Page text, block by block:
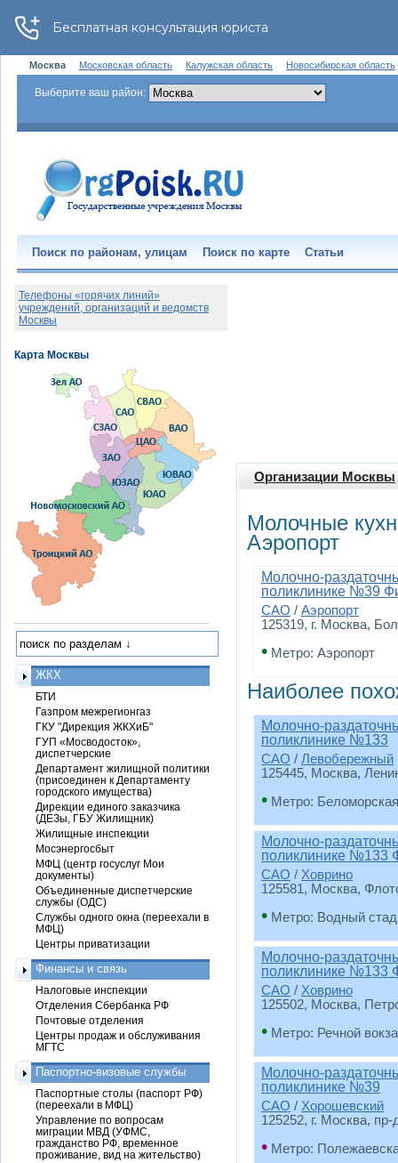
Москва Московская область Калужская область Новосибирская область
Выберите ваш район:
Поиск по районам, улицам Поиск по карте Статьи
Организации Москвы
Молочные
Аэропорт
Молочно-
поликлинике №39
САО / Аэропорт
125319, г. Москва,
• Метро: Аэропорт
Наиболее
Молочно-
поликлинике №133
САО / Левобережный
125445, Москва,
• Метро: Беломорская
Молочно-
поликлинике
САО / Ховрино
125581, Москва,
• Метро: Водный
Молочно-
поликлинике
САО / Ховрино
125502, Москва,
• Метро: Речной
Молочно-
поликлинике №39
САО / Хорошевский
125252, г. Москва,
• Метро:
Телефоны «горячих линий»
учреждений, организаций и ведомств
Москвы
ЖКХ
БТИ
Газпром межрегионгаз
ГКУ "Дирекция ЖКХиБ"
ГУП «Мосводосток»,
диспетчерские
Департамент жилищной политики
(присоединен к Департаменту
городского имущества)
Дирекции единого заказчика
(ДЕЗы, ГБУ Жилищник)
Жилищные инспекции
Мосэнергосбыт
МФЦ (центр госуслуг Мои
документы)
Объединенные диспетчерские
службы (ОДС)
Службы одного окна (переехали в
МФЦ)
Центры приватизации
Финансы и связь
Налоговые инспекции
Отделения Сбербанка РФ
Почтовые отделения
Центры продаж и обслуживания
МГТС
Паспортно-визовые службы
Паспортные столы (паспорт РФ)
(переехали в МФЦ)
Управление по вопросам
миграции МВД (УФМС,
гражданство РФ, временное
проживание, вид на жительство)